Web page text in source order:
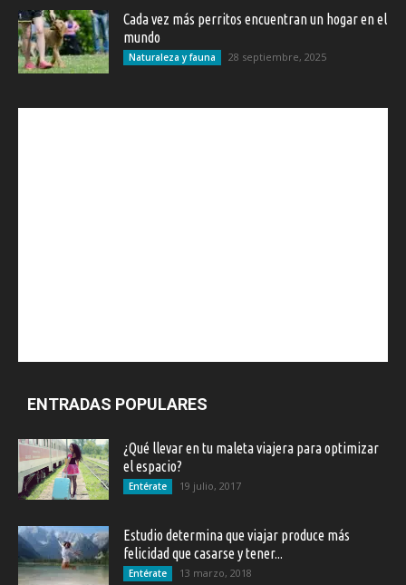
Cada vez más perritos encuentran un hogar en el
mundo
Naturaleza y fauna 28 septiembre, 2025
ENTRADAS POPULARES
¿Qué llevar en tu maleta viajera para optimizar
el espacio?
Entérate 19 julio, 2017
Estudio determina que viajar produce más
felicidad que casarse y tener...
Entérate 13 marzo, 2018